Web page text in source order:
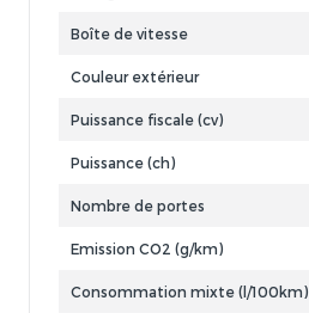
Boîte de vitesse
Couleur extérieur
Puissance fiscale (cv)
Puissance (ch)
Nombre de portes
Emission CO2 (g/km)
Consommation mixte (l/100km)